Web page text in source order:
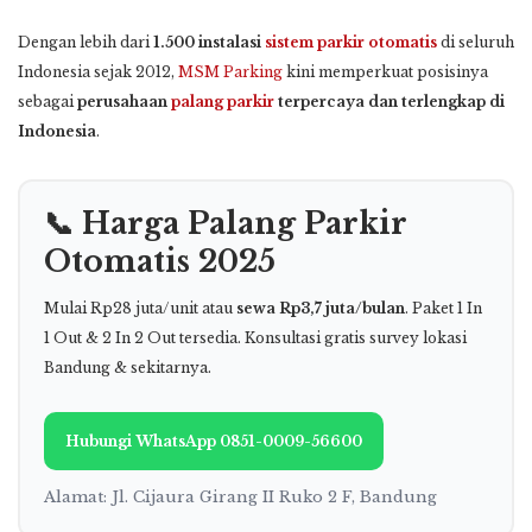
Dengan lebih dari 1.500 instalasi sistem parkir otomatis di seluruh
Indonesia sejak 2012, MSM Parking kini memperkuat posisinya
sebagai perusahaan palang parkir terpercaya dan terlengkap di
Indonesia.
📞 Harga Palang Parkir
Otomatis 2025
Mulai Rp28 juta/unit atau sewa Rp3,7 juta/bulan. Paket 1 In
1 Out & 2 In 2 Out tersedia. Konsultasi gratis survey lokasi
Bandung & sekitarnya.
Hubungi WhatsApp 0851-0009-56600
Alamat: Jl. Cijaura Girang II Ruko 2 F, Bandung